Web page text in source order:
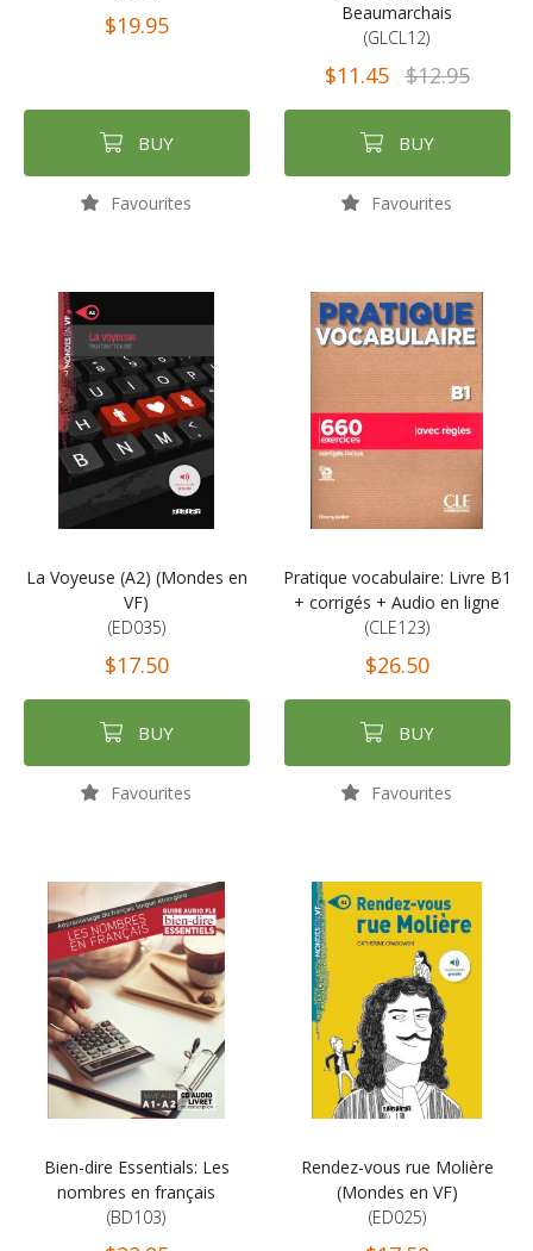
$19.95
BUY
Favourites
Beaumarchais
(GLCL12)
$11.45 $12.95
BUY
Favourites
La Voyeuse (A2) (Mondes en
VF)
(ED035)
$17.50
BUY
Favourites
Pratique vocabulaire: Livre B1
+ corrigés + Audio en ligne
(CLE123)
$26.50
BUY
Favourites
Bien-dire Essentials: Les
nombres en français
(BD103)
Rendez-vous rue Molière
(Mondes en VF)
(ED025)